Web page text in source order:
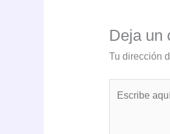
Deja un
Tu dirección